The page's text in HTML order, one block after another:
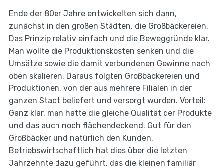
Ende der 80er Jahre entwickelten sich dann,
zunächst in den großen Städten, die Großbäckereien.
Das Prinzip relativ einfach und die Beweggründe klar.
Man wollte die Produktionskosten senken und die
Umsätze sowie die damit verbundenen Gewinne nach
oben skalieren. Daraus folgten Großbäckereien und
Produktionen, von der aus mehrere Filialen in der
ganzen Stadt beliefert und versorgt wurden. Vorteil:
Ganz klar, man hatte die gleiche Qualität der Produkte
und das auch noch flächendeckend. Gut für den
Großbäcker und natürlich den Kunden.
Betriebswirtschaftlich hat dies über die letzten
Jahrzehnte dazu geführt, das die kleinen familiär